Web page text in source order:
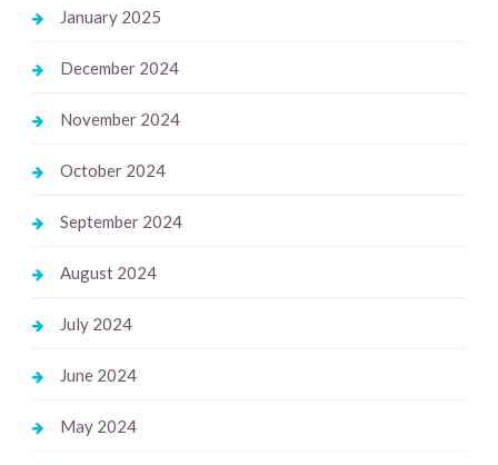
January 2025
December 2024
November 2024
October 2024
September 2024
August 2024
July 2024
June 2024
May 2024